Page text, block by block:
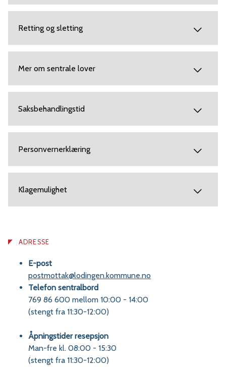
Retting og sletting
Mer om sentrale lover
Saksbehandlingstid
Personvernerklæring
Klagemulighet
ADRESSE
E-post
postmottak@lodingen.kommune.no
Telefon sentralbord
769 86 600 mellom 10:00 - 14:00
(stengt fra 11:30-12:00)
Åpningstider resepsjon
Man-fre kl. 08:00 - 15:30
(stengt fra 11:30-12:00)